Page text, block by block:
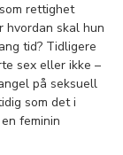
rettighet
hvordan skal hun
tid? Tidligere
sex eller ikke –
på seksuell
som det i
feminin